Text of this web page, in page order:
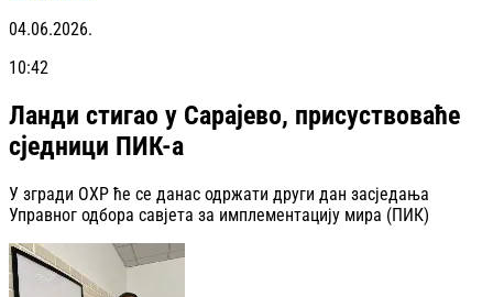
04.06.2026.
10:42
Ланди стигао у Сарајево, присуствоваће
сједници ПИК-а
У згради ОХР ће се данас одржати други дан засједања
Управног одбора савјета за имплементацију мира (ПИК)